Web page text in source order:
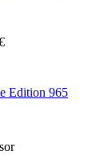
Edition 965